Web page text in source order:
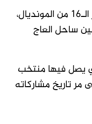
وتأهل المنتخب البرازيلي إلى دور الـ16 من المونديال،
ساحل العاج
يصل فيها منتخب
مر تاريخ مشاركاته